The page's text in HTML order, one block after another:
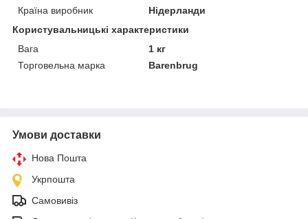
Країна виробник
Нідерланди
Користувальницькі характеристики
Вага
1 кг
Торговельна марка
Barenbrug
Умови доставки
Нова Пошта
Укрпошта
Самовивіз